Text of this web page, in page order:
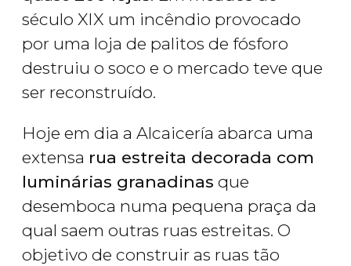
século XIX um incêndio provocado
por uma loja de palitos de fósforo
destruiu o soco e o mercado teve que
ser reconstruído.
Hoje em dia a Alcaicería abarca uma
extensa rua estreita decorada com
luminárias granadinas que
desemboca numa pequena praça da
qual saem outras ruas estreitas. O
objetivo de construir as ruas tão